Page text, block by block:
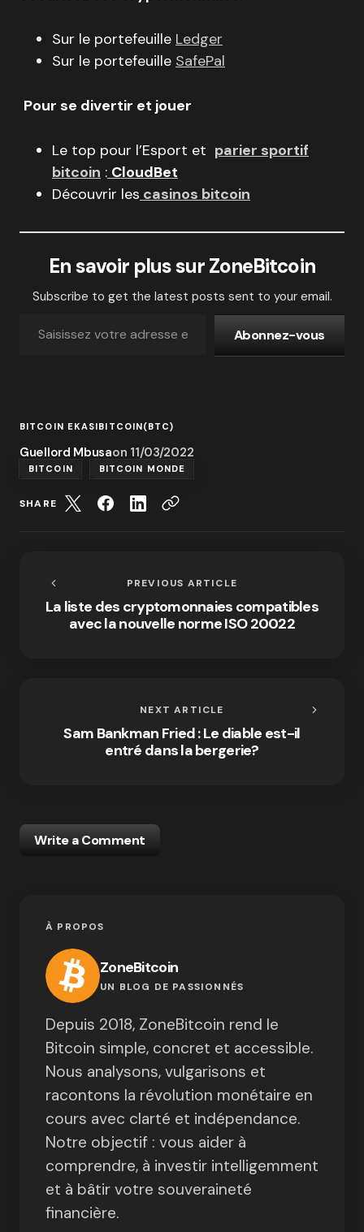
Sur le portefeuille Ledger
Sur le portefeuille SafePal
Pour se divertir et jouer
Le top pour l’Esport et parier sportif
bitcoin : CloudBet
Découvrir les casinos bitcoin
En savoir plus sur ZoneBitcoin
Subscribe to get the latest posts sent to your email.
Abonnez-vous
BITCOIN EKASIBITCOIN(BTC)
Guellord Mbusaon 11/03/2022
BITCOIN BITCOIN MONDE
SHARE
PREVIOUS ARTICLE
La liste des cryptomonnaies compatibles
avec la nouvelle norme ISO 20022
NEXT ARTICLE
Sam Bankman Fried : Le diable est-il
entré dans la bergerie?
Write a Comment
À PROPOS
ZoneBitcoin
UN BLOG DE PASSIONNÉS
Depuis 2018, ZoneBitcoin rend le
Bitcoin simple, concret et accessible.
Nous analysons, vulgarisons et
racontons la révolution monétaire en
cours avec clarté et indépendance.
Notre objectif : vous aider à
comprendre, à investir intelligemment
et à bâtir votre souveraineté
financière.